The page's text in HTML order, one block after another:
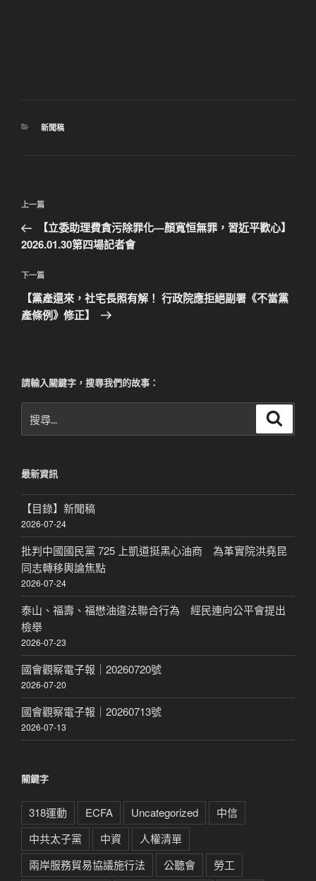
分
新聞稿
文
導
上
一
篇
章
上一篇
【立委助理費貪污除罪化—顏寬恒無罪，習近平歡心】
2026.01.30第四場記者會
下
一
篇
下一篇
【黨產還來，社宅長照有解！ 行政院應拒絕副署《不當黨
產條例》修正】
請輸入關鍵字，搜尋我們的故事：
尋
字:
最新資訊
【目錄】新聞稿
2026-07-24
批判中國國民黨 725 上凱道挺黑心油商 為革實院洪堯昆
同志轉移輿論焦點
2026-07-24
泰山、福壽、福懋油違法聯合行為 經民連向公平會提出
檢舉
2026-07-23
國會觀察電子報｜20260720號
2026-07-20
國會觀察電子報｜20260713號
2026-07-13
關鍵字
318運動 ECFA Uncategorized
中信
中共太子黨
中資
人權清單
兩岸服務貿易協議施行法
公聽會 勞工